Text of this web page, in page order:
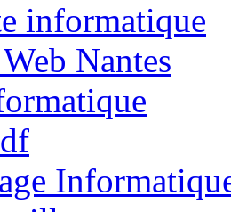
informatique
Nantes